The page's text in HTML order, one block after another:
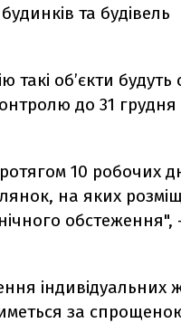
та будівель
об’єкти будуть
до 31 грудня
10 робочих
на яких
обстеження",
індивідуальних
за